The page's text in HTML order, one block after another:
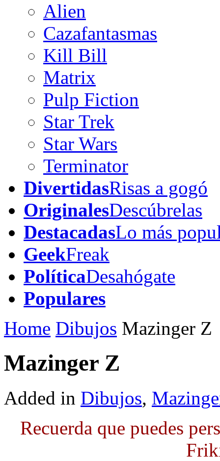
Alien
Cazafantasmas
Kill Bill
Matrix
Pulp Fiction
Star Trek
Star Wars
Terminator
DivertidasRisas a gogó
OriginalesDescúbrelas
DestacadasLo más
GeekFreak
PolíticaDesahógate
Populares
Home Dibujos Mazinger Z
Mazinger Z
Added in Dibujos,
Recuerda que puedes